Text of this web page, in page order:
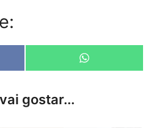
Share
on
W
h
gostar...